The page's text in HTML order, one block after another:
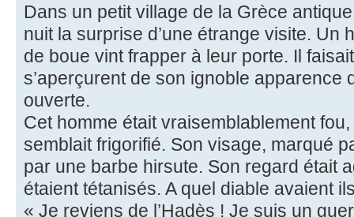
Dans un petit village de la Grèce
nuit la surprise d’une étrange visite. Un
de boue vint frapper à leur porte. Il
s’aperçurent de son ignoble apparence
ouverte.
Cet homme était vraisemblablement
semblait frigorifié. Son visage, marqué
par une barbe hirsute. Son regard était
étaient tétanisés. A quel diable avaient
« Je reviens de l’Hadès ! Je suis un